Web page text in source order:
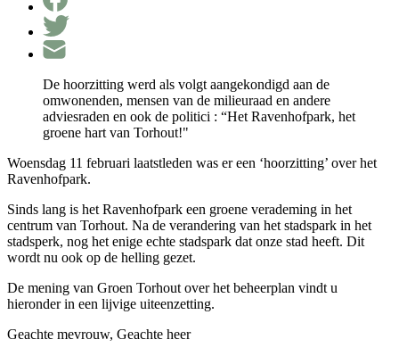
De hoorzitting werd als volgt aangekondigd aan de
omwonenden, mensen van de milieuraad en andere
adviesraden en ook de politici : “Het Ravenhofpark, het
groene hart van Torhout!"
Woensdag 11 februari laatstleden was er een ‘hoorzitting’ over het
Ravenhofpark.
Sinds lang is het Ravenhofpark een groene verademing in het
centrum van Torhout. Na de verandering van het stadspark in het
stadsperk, nog het enige echte stadspark dat onze stad heeft. Dit
wordt nu ook op de helling gezet.
De mening van Groen Torhout over het beheerplan vindt u
hieronder in een lijvige uiteenzetting.
Geachte mevrouw, Geachte heer